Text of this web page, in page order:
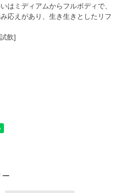
はミディアムからフルボディで、
応えがあり、生き生きとしたリフ
飲]
ー